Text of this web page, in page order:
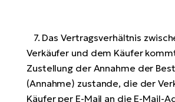
7. Das Vertragsverhältnis
Verkäufer und dem Käufer
Zustellung der Annahme der
(Annahme) zustande, die der
Käufer per E-Mail an die E-Mail-